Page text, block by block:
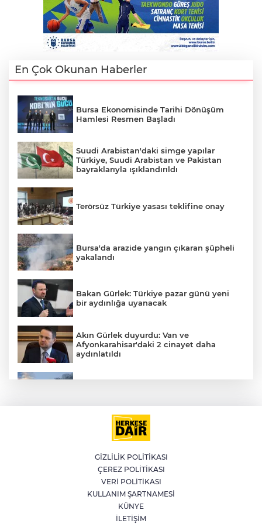
En Çok Okunan Haberler
Bursa Ekonomisinde Tarihi Dönüşüm
Hamlesi Resmen Başladı
Suudi Arabistan'daki simge yapılar
Türkiye, Suudi Arabistan ve Pakistan
bayraklarıyla ışıklandırıldı
Terörsüz Türkiye yasası teklifine onay
Bursa'da arazide yangın çıkaran şüpheli
yakalandı
Bakan Gürlek: Türkiye pazar günü yeni
bir aydınlığa uyanacak
Akın Gürlek duyurdu: Van ve
Afyonkarahisar'daki 2 cinayet daha
aydınlatıldı
İran'dan Müslümanlara kötü niyetli dış
güçlere karşı birleşme çağrısı
Kağıthane'de 104 kilogram uyuşturucu
ele geçirildi
GİZLİLİK POLİTİKASI
ÇEREZ POLİTİKASI
VERİ POLİTİKASI
KULLANIM ŞARTNAMESİ
KÜNYE
İLETİŞİM